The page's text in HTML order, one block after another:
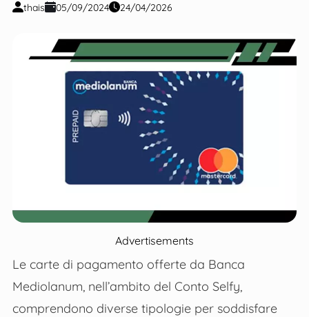
thais 05/09/2024 24/04/2026
Advertisements
Le carte di pagamento offerte da Banca
Mediolanum, nell’ambito del Conto Selfy,
comprendono diverse tipologie per soddisfare